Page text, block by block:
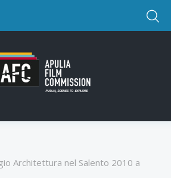
Architettura nel Salento 2010 a